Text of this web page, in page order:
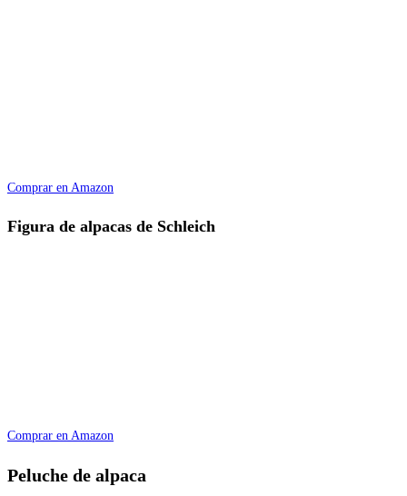
Comprar en Amazon
Figura de alpacas de Schleich
Comprar en Amazon
Peluche de alpaca